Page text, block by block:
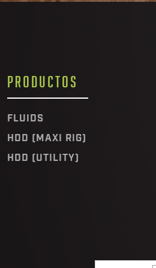
PRODUCTOS
FLUIDS
HDD (MAXI RIG)
HDD (UTILITY)